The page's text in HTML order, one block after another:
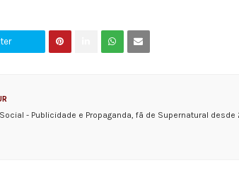
- Publicidade e Propaganda, fã de Supernatural